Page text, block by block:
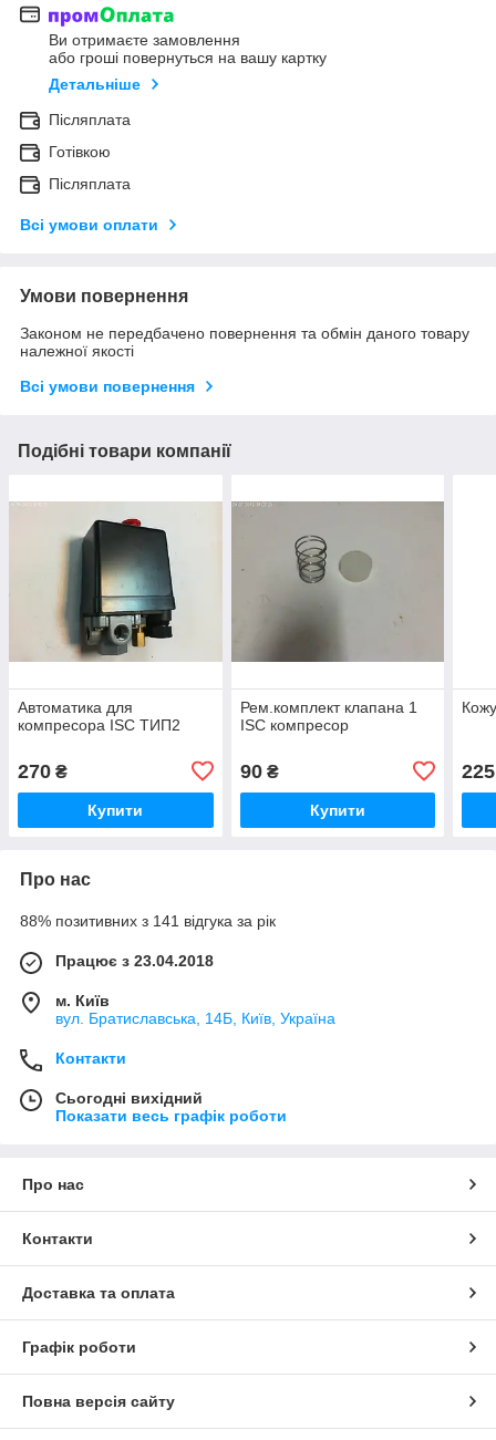
Ви отримаєте замовлення
або гроші повернуться на вашу картку
Детальніше
Післяплата
Готівкою
Післяплата
Всі умови оплати
Умови повернення
Законом не передбачено повернення та обмін даного товару
належної якості
Всі умови повернення
Подібні товари компанії
Автоматика для
компресора ISC ТИП2
270 ₴
Купити
Рем.комплект клапана 1
ISC компресор
90₴
Купити
225
Про нас
88% позитивних з 141 відгука за рік
Працює з 23.04.2018
м. Київ
вул. Братиславська, 14Б, Київ, Україна
Контакти
Сьогодні вихідний
Показати весь графік роботи
Про нас
Контакти
Доставка та оплата
Графік роботи
Повна версія сайту